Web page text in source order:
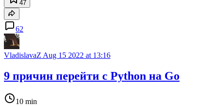
47
62
VladislavaZ Aug 15 2022 at 13:16
9 причин перейти с Python на Go
10 min